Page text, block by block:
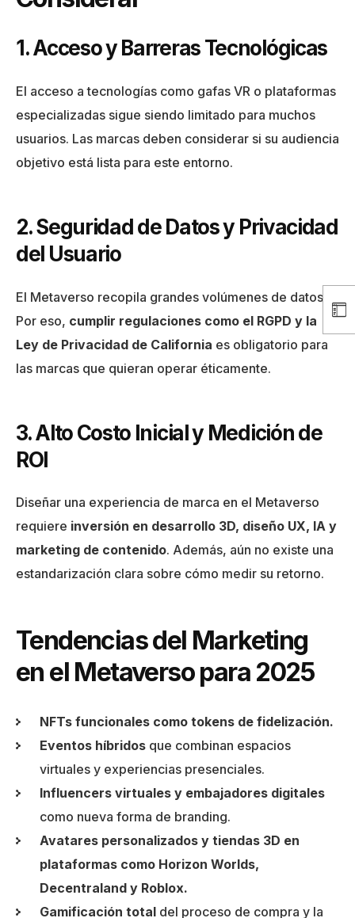
1. Acceso y Barreras Tecnológicas
El acceso a tecnologías como gafas VR o plataformas
especializadas sigue siendo limitado para muchos
usuarios. Las marcas deben considerar si su audiencia
objetivo está lista para este entorno.
2. Seguridad de Datos y Privacidad
del Usuario
El Metaverso recopila grandes volúmenes de datos.
Por eso, cumplir regulaciones como el RGPD y la
Ley de Privacidad de California es obligatorio para
las marcas que quieran operar éticamente.
3. Alto Costo Inicial y Medición de
ROI
Diseñar una experiencia de marca en el Metaverso
requiere inversión en desarrollo 3D, diseño UX, IA y
marketing de contenido. Además, aún no existe una
estandarización clara sobre cómo medir su retorno.
Tendencias del Marketing
en el Metaverso para 2025
NFTs funcionales como tokens de fidelización.
Eventos híbridos que combinan espacios
virtuales y experiencias presenciales.
Influencers virtuales y embajadores digitales
como nueva forma de branding.
Avatares personalizados y tiendas 3D en
plataformas como Horizon Worlds,
Decentraland y Roblox.
Gamificación total del proceso de compra y la